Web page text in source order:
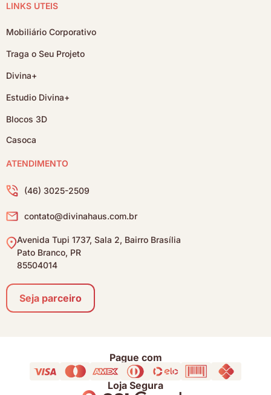
LINKS ÚTEIS
Mobiliário Corporativo
Traga o Seu Projeto
Divina+
Estudio Divina+
Blocos 3D
Casoca
ATENDIMENTO
(46) 3025-2509
contato@divinahaus.com.br
Avenida Tupi 1737, Sala 2, Bairro Brasília
Pato Branco, PR
85504014
Seja parceiro
Pague com
Loja Segura